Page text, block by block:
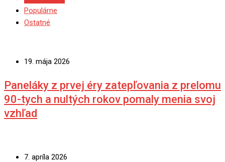
Populárne
Ostatné
19. mája 2026
Paneláky z prvej éry zatepľovania z prelomu
90-tych a nultých rokov pomaly menia svoj
vzhľad
7. apríla 2026